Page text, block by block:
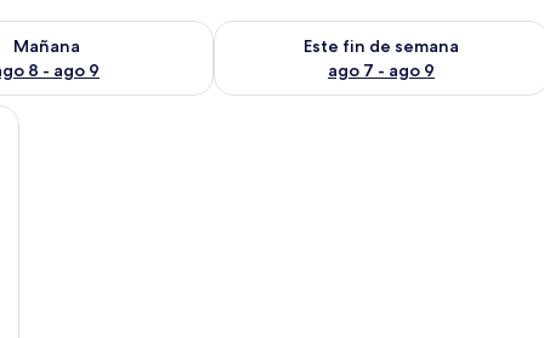
Mañana
8 - ago 9
para mañana ago 8 - ago 9
Este fin de semana
ago 7 - ago 9
Consulta la disponibilidad para este
madera, un ventilador de pie, una lámpara y un cuadro en la pared.